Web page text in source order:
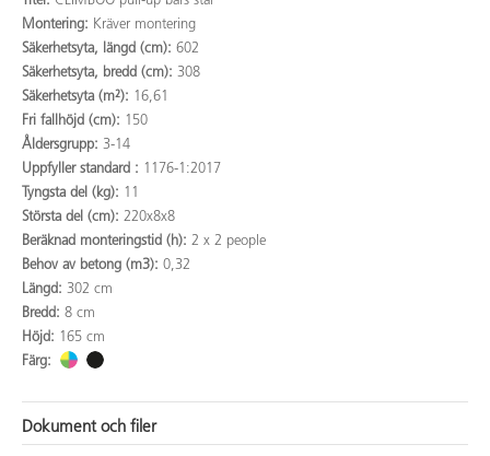
Montering: Kräver montering
Säkerhetsyta, längd (cm): 602
Säkerhetsyta, bredd (cm): 308
Säkerhetsyta (m²): 16,61
Fri fallhöjd (cm): 150
Åldersgrupp: 3-14
Uppfyller standard : 1176-1:2017
Tyngsta del (kg): 11
Största del (cm): 220x8x8
Beräknad monteringstid (h): 2 x 2 people
Behov av betong (m3): 0,32
Längd: 302 cm
Bredd: 8 cm
Höjd: 165 cm
Färg:
Dokument och filer